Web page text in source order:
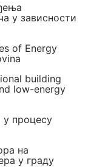
у зависности
of Energy
building
low-energy
у процесу
на
у граду